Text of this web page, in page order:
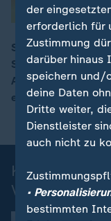
00:15
Sabine Fischer-
Spenderniere
Agentur MedLead.
einer Geldstrafe
Videos
der
erforderlich für
Zustimmung
darüber hinaus
speichern und/
deine Daten
Dritte weiter,
Dienstleister
auch nicht zu
•
bestimmten